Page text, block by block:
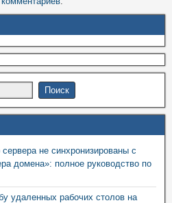
не синхронизированы с
домена»: полное руководство по
удаленных рабочих столов на